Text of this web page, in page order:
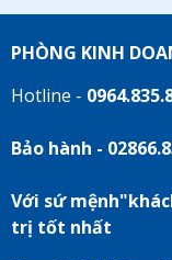
PHÒNG KINH
Hotline -
Bảo hành -
Với sứ
trị tốt nhất